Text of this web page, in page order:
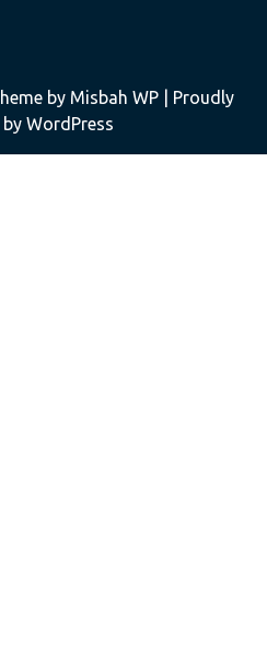
by Misbah WP
| Proudly
WordPress